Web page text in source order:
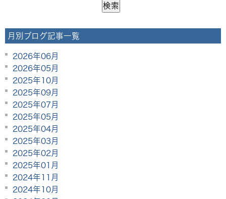
月別ブログ記事一覧
2026年06月
2026年05月
2025年10月
2025年09月
2025年07月
2025年05月
2025年04月
2025年03月
2025年02月
2025年01月
2024年11月
2024年10月